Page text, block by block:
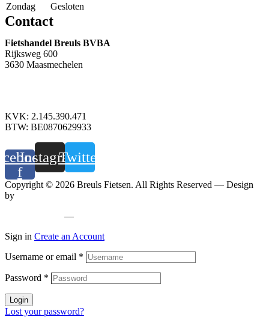
Zondag Gesloten
Contact
Fietshandel Breuls BVBA
Rijksweg 600
3630 Maasmechelen
KVK: 2.145.390.471
BTW: BE0870629933
f
Instagram
Twitter
Copyright © 2026 Breuls Fietsen. All Rights Reserved — Design
by
—
Sign in Create an Account
Username or email *
Password *
Login
Lost your password?